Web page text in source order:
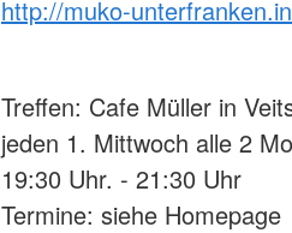
http://muko-
Treffen: Cafe Müller in
jeden 1. Mittwoch alle 2
19:30 Uhr. - 21:30 Uhr
Termine: siehe Homepage